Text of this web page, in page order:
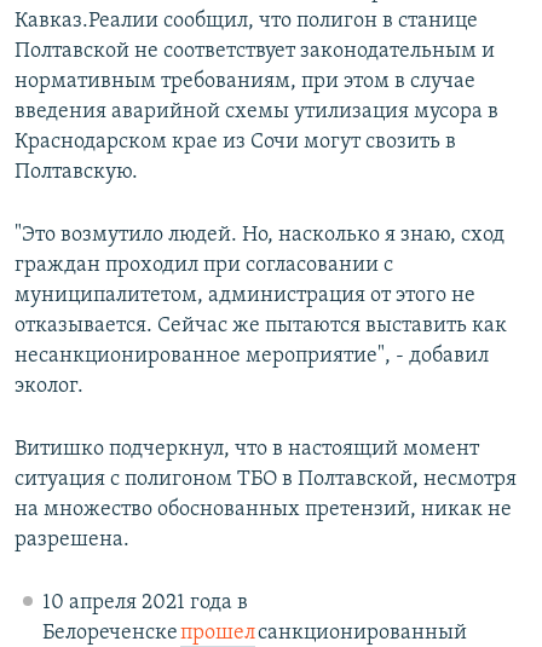
Кавказ.Реалии сообщил, что полигон в станице
Полтавской не соответствует законодательным и
нормативным требованиям, при этом в случае
введения аварийной схемы утилизация мусора в
Краснодарском крае из Сочи могут свозить в
Полтавскую.
"Это возмутило людей. Но, насколько я знаю, сход
граждан проходил при согласовании с
муниципалитетом, администрация от этого не
отказывается. Сейчас же пытаются выставить как
несанкционированное мероприятие", - добавил
эколог.
Витишко подчеркнул, что в настоящий момент
ситуация с полигоном ТБО в Полтавской, несмотря
на множество обоснованных претензий, никак не
разрешена.
10 апреля 2021 года в
Белореченскепрошелсанкционированный